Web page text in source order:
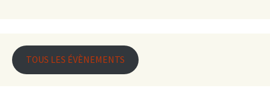
TOUS LES ÉVÈNEMENTS